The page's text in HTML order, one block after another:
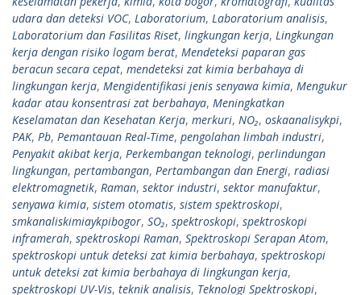
udara dan deteksi VOC, Laboratorium, Laboratorium analisis,
Laboratorium dan Fasilitas Riset, lingkungan kerja, Lingkungan
kerja dengan risiko logam berat, Mendeteksi paparan gas
beracun secara cepat, mendeteksi zat kimia berbahaya di
lingkungan kerja, Mengidentifikasi jenis senyawa kimia, Mengukur
kadar atau konsentrasi zat berbahaya, Meningkatkan
Keselamatan dan Kesehatan Kerja, merkuri, NO₂, oskaanalisykpi,
PAK, Pb, Pemantauan Real-Time, pengolahan limbah industri,
Penyakit akibat kerja, Perkembangan teknologi, perlindungan
lingkungan, pertambangan, Pertambangan dan Energi, radiasi
elektromagnetik, Raman, sektor industri, sektor manufaktur,
senyawa kimia, sistem otomatis, sistem spektroskopi,
smkanaliskimiaykpibogor, SO₂, spektroskopi, spektroskopi
inframerah, spektroskopi Raman, Spektroskopi Serapan Atom,
spektroskopi untuk deteksi zat kimia berbahaya, spektroskopi
untuk deteksi zat kimia berbahaya di lingkungan kerja,
spektroskopi UV-Vis, teknik analisis, Teknologi Spektroskopi,